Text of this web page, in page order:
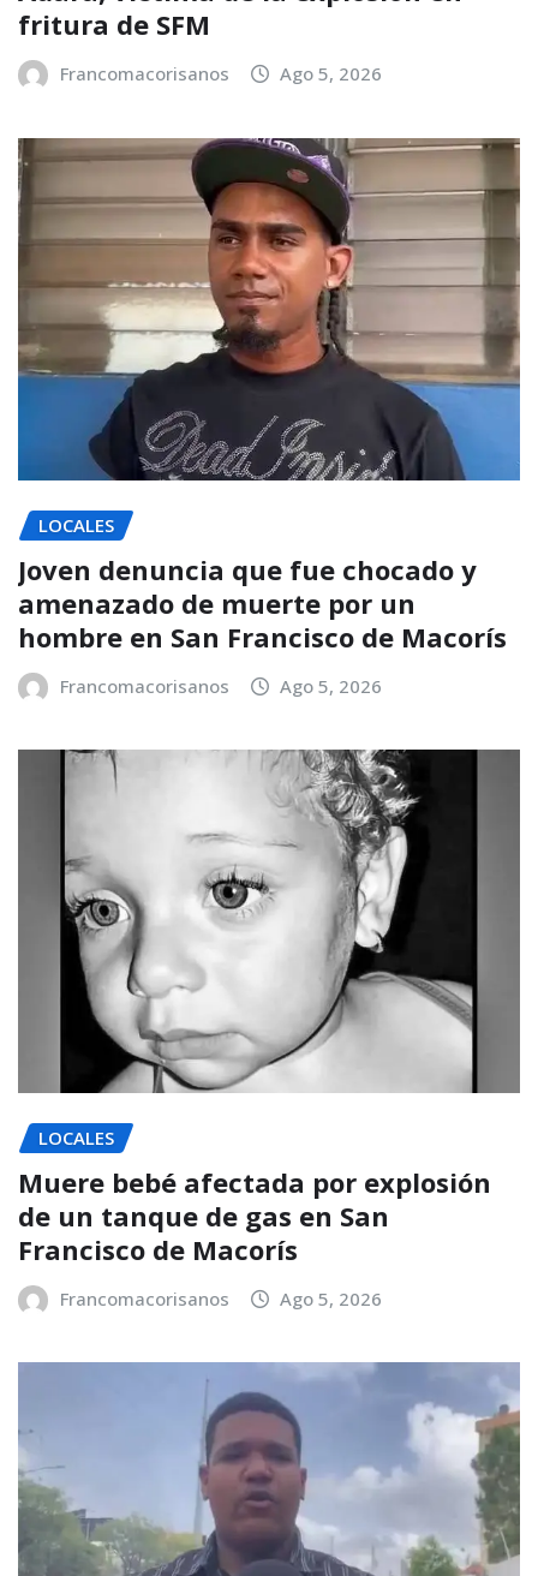
fritura de SFM
Francomacorisanos Ago 5, 2026
LOCALES
Joven denuncia que fue chocado y
amenazado de muerte por un
hombre en San Francisco de Macorís
Francomacorisanos Ago 5, 2026
LOCALES
Muere bebé afectada por explosión
de un tanque de gas en San
Francisco de Macorís
Francomacorisanos Ago 5, 2026